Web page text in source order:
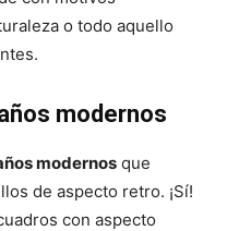
o todo aquello
modernos
modernos que
de aspecto retro. ¡Sí!
con aspecto